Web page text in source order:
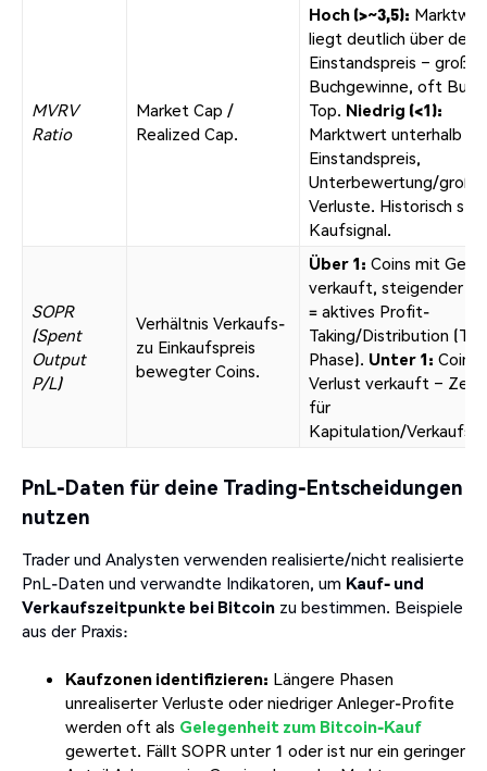
MVRV
Ratio
Market Cap /
Realized Cap.
Hoch (>~3,5):
liegt deutlich über dem
Einstandspreis – große
Buchgewinne, oft
Top. Niedrig (<1):
Marktwert unterhalb
Einstandspreis,
Unterbewertung/große
Verluste. Historisch
Kaufsignal.
SOPR
(Spent
Output
P/L)
Verhältnis Verkaufs-
zu Einkaufspreis
bewegter Coins.
Über 1: Coins mit
verkauft, steigender
= aktives Profit-
Taking/Distribution
Phase). Unter 1: Coins
Verlust verkauft –
für
Kapitulation/
PnL-Daten für deine Trading-Entscheidungen
nutzen
Trader und Analysten verwenden realisierte/nicht realisierte
PnL-Daten und verwandte Indikatoren, um Kauf- und
Verkaufszeitpunkte bei Bitcoin zu bestimmen. Beispiele
aus der Praxis:
Kaufzonen identifizieren: Längere Phasen
unrealiserter Verluste oder niedriger Anleger-Profite
werden oft als Gelegenheit zum Bitcoin-Kauf
gewertet. Fällt SOPR unter 1 oder ist nur ein geringer